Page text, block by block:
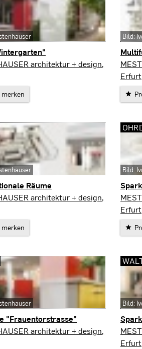
architektur + design,
Erfurt
Erfurt
Bild:
Räume
architektur + design,
Erfurt
Bild:
"Frauentorstrasse"
architektur + design,
Erfurt
Bild: